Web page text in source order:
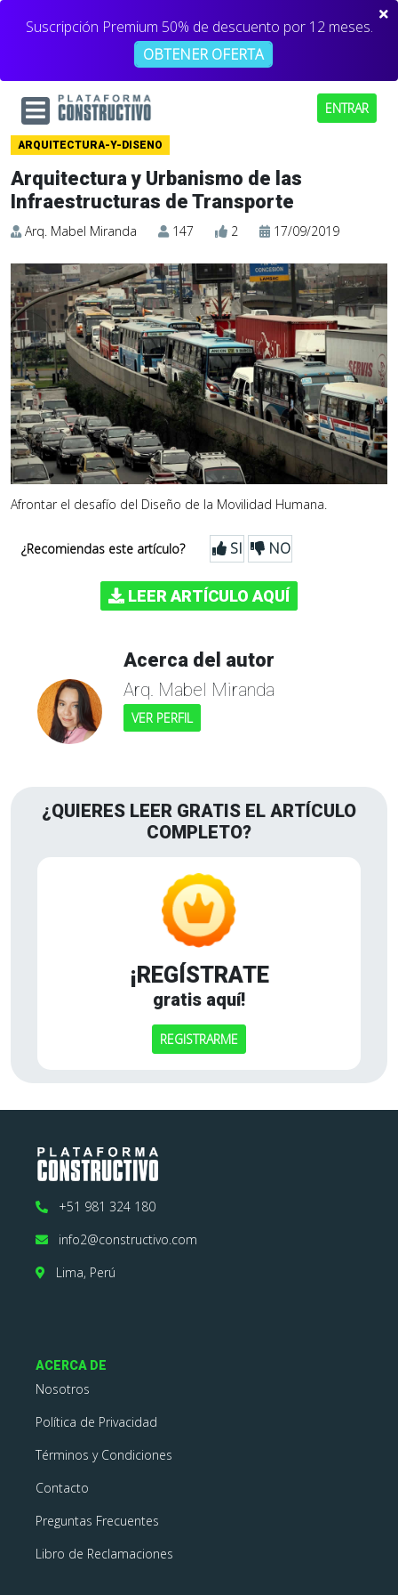
Suscripción Premium 50% de descuento por 12 meses.
OBTENER OFERTA
ENTRAR
ARQUITECTURA-Y-DISENO
Arquitectura y Urbanismo de las
Infraestructuras de Transporte
Arq. Mabel Miranda 147 2 17/09/2019
Afrontar el desafío del Diseño de la Movilidad Humana.
¿Recomiendas este artículo? SI NO
LEER ARTÍCULO AQUÍ
Acerca del autor
Arq. Mabel Miranda
VER PERFIL
¿QUIERES LEER GRATIS EL ARTÍCULO
COMPLETO?
¡REGÍSTRATE
gratis aquí!
REGISTRARME
+51 981 324 180
info2@constructivo.com
Lima, Perú
ACERCA DE
Nosotros
Política de Privacidad
Términos y Condiciones
Contacto
Preguntas Frecuentes
Libro de Reclamaciones